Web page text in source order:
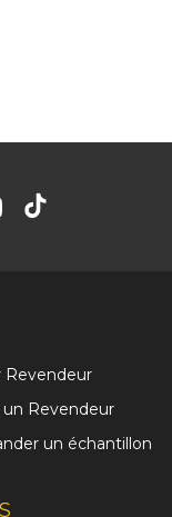
Revendeur
un Revendeur
un échantillon